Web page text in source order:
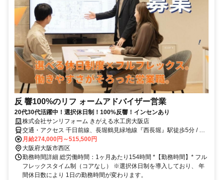
反 響100%のリフ ォームアドバイザー営業
20代30代活躍中！選択休日制！100%反響！インセンあり
株式会社サンリフォーム きがえる水工房大阪店
交通・アクセス 千日前線、長堀鶴見緑地線『西長堀』駅徒歩5分 / 千
日前線、阪神なんば線【桜川】駅徒歩8分
月給274,000円～515,500円
大阪府大阪市西区
勤務時間詳細 総労働時間：1ヶ月あたり154時間 *【勤務時間】* フル
フレックスタイム制（コアなし） ※選択休日制を導入しており、 年
間休日数により 1日の勤務時間が変わります。